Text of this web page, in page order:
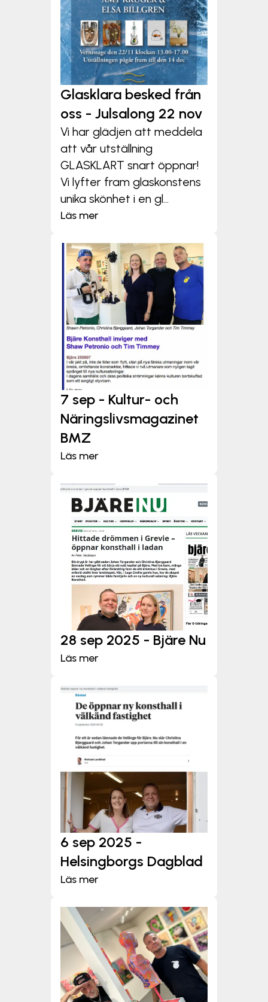
Glasklara besked från
oss - Julsalong 22 nov
Vi har glädjen att meddela
att vår utställning
GLASKLART snart öppnar!
Vi lyfter fram glaskonstens
unika skönhet i en gl...
Läs mer
7 sep - Kultur- och
Näringslivsmagazinet
BMZ
Läs mer
28 sep 2025 - Bjäre Nu
Läs mer
6 sep 2025 -
Helsingborgs Dagblad
Läs mer